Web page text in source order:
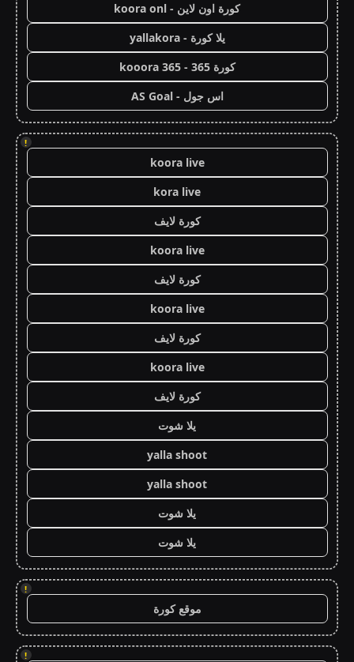
كورة اون لاين - koora onl
يلا كورة - yallakora
كورة 365 - kooora 365
اس جول - AS Goal
!
koora live
kora live
كورة لايف
koora live
كورة لايف
koora live
كورة لايف
koora live
كورة لايف
يلا شوت
yalla shoot
yalla shoot
يلا شوت
يلا شوت
!
موقع كورة
!